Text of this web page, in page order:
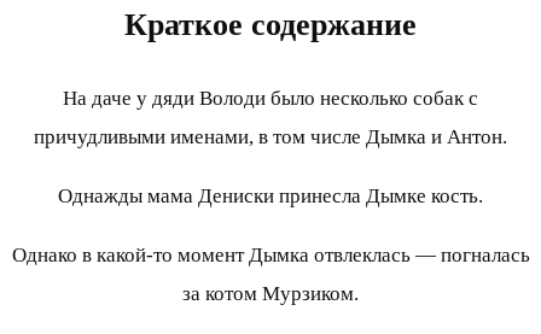
Краткое содержание
На даче у дяди Володи было несколько собак с
причудливыми именами, в том числе Дымка и Антон.
Однажды мама Дениски принесла Дымке кость.
Однако в какой-то момент Дымка отвлеклась — погналась
за котом Мурзиком.